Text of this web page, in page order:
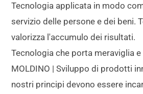
Tecnologia applicata in modo
servizio delle persone e dei beni.
valorizza l'accumulo dei risultati.
Tecnologia che porta meraviglia
MOLDINO | Sviluppo di prodotti
nostri principi devono essere